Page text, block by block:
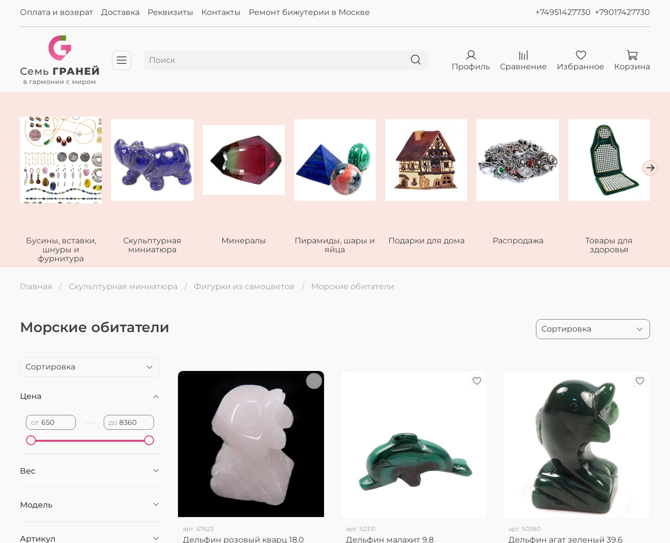
Оплата и возврат Доставка Реквизиты Контакты Ремонт бижутерии в Москве +74951427730 +79017427730
Профиль Сравнение Избранное Корзина
Бусины, вставки,
шнуры и
фурнитура
Скульптурная
миниатюра
Минералы
Пирамиды, шары и
яйца
Подарки для дома Распродажа
Товары для
здоровья
Главная Скульптурная миниатюра Фигурки из самоцветов Морские обитатели
Морские обитатели
арт. 67623
Дельфин розовый кварц 18.0
арт. 52331
Дельфин малахит 9.8
арт.50380
Дельфин агат зеленый 39.6
Цена
от до
Вес
Модель
Артикул